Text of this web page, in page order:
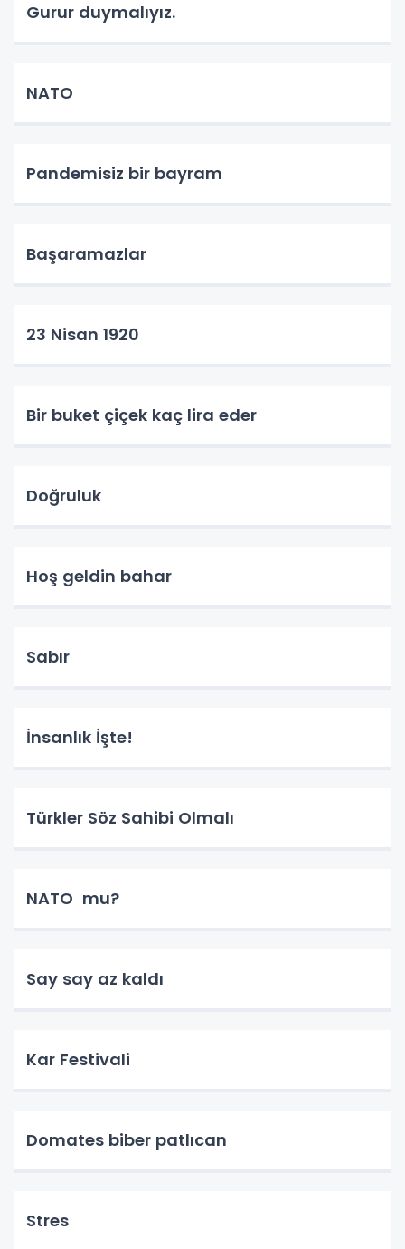
Gurur duymalıyız.
NATO
Pandemisiz bir bayram
Başaramazlar
23 Nisan 1920
Bir buket çiçek kaç lira eder
Doğruluk
Hoş geldin bahar
Sabır
İnsanlık İşte!
Türkler Söz Sahibi Olmalı
NATO mu?
Say say az kaldı
Kar Festivali
Domates biber patlıcan
Stres